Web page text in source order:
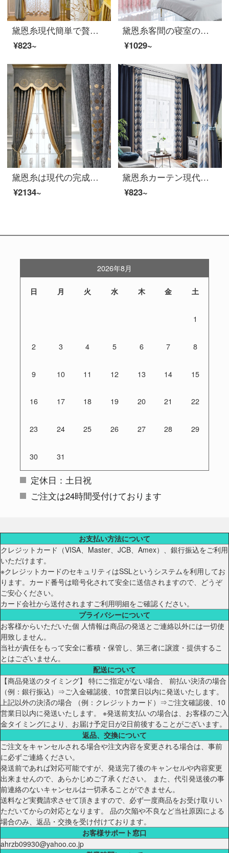
黛恩糸現代簡単で贅沢な風の法式の寝室の客間の高精密なシミュレーションの絹織物の顔の遮光のカーテンの青い紗の幅の1メートル(加工無料)
¥823~
黛恩糸客間の寝室のカーテンは高級です。簡単に現代のシェニールはカーテンを開けて、女の子の部屋の王女風の窓を開けます。少女の粉は小清新です。半遮光布のピンクの布は一メートルごとに（加工は無料です。カーテンとアクセサリーなどは別です。）
¥1029~
黛恩糸は現代の完成品のカーテンのシェニールを簡単に予約して、厚いジャカードの寝室のリビングルームの窓の下で窓の遮光カーテンを揺らします。
¥2134~
黛恩糸カーテン現代簡単北欧風リビングルームの遮光カーテン2019新型純色生地デザイン一(波紋青色)布幅一メートル(幅は5.3メートル、6.3メートル、7.3メートルの3種類)
¥823~
2026年8月
日 月 火 水 木 金 土
1
2 3 4 5 6 7 8
9 10 11 12 13 14 15
16 17 18 19 20 21 22
23 24 25 26 27 28 29
30 31
定休日：土日祝
ご注文は24時間受付けております
お支払い方法について
クレジットカード（VISA、Master、JCB、Amex）、銀行振込をご利用
いただけます。
※クレジットカードのセキュリティはSSLというシステムを利用してお
ります。カード番号は暗号化されて安全に送信されますので、どうぞ
ご安心ください。
カード会社から送付されますご利用明細をご確認ください。
プライバシーについて
お客様からいただいた個 人情報は商品の発送とご連絡以外には一切使
用致しません。
当社が責任をもって安全に蓄積・保管し、第三者に譲渡・提供するこ
とはございません。
配送について
【商品発送のタイミング】 特にご指定がない場合、 前払い決済の場合
（例：銀行振込）⇒ご入金確認後、10営業日以内に発送いたします。
上記以外の決済の場合 （例：クレジットカード）⇒ご注文確認後、10
営業日以内に発送いたします。 ※発送前支払いの場合は、お客様のご入
金タイミングにより、お届け予定日が2日前後することがございます。
返品、交換について
ご注文をキャンセルされる場合や注文内容を変更される場合は、事前
に必ずご連絡ください。
発送前であれば対応可能ですが、発送完了後のキャンセルや内容変更
出来ませんので、あらかじめご了承ください。 また、代引発送後の事
前連絡のないキャンセルは一切承ることができません。
送料など実費請求させて頂きますので、必ず一度商品をお受け取りい
ただいてからの対応となります。 品の欠陥や不良など当社原因による
場合のみ、返品・交換を受け付けております。
お客様サポート窓口
ahrzb09930@yahoo.co.jp